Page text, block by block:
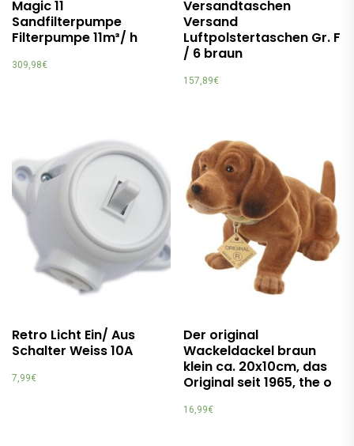
Magic 11
Sandfilterpumpe
Filterpumpe 11m³/ h
309,98€
Versandtaschen
Versand
Luftpolstertaschen Gr. F
/ 6 braun
157,89€
Retro Licht Ein/ Aus
Schalter Weiss 10A
7,99€
Der original
Wackeldackel braun
klein ca. 20x10cm, das
Original seit 1965, the o
16,99€